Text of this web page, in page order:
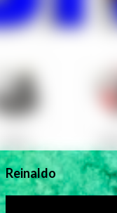
Reinaldo